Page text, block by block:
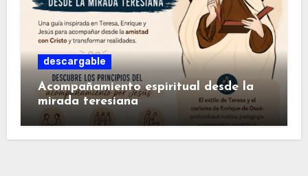
descargable
Acompañamiento espiritual desde la
mirada teresiana